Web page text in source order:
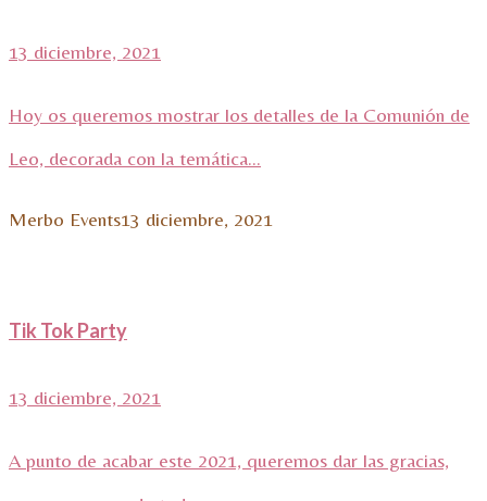
13 diciembre, 2021
Hoy os queremos mostrar los detalles de la Comunión de
Leo, decorada con la temática...
Merbo Events13 diciembre, 2021
Tik Tok Party
13 diciembre, 2021
A punto de acabar este 2021, queremos dar las gracias,